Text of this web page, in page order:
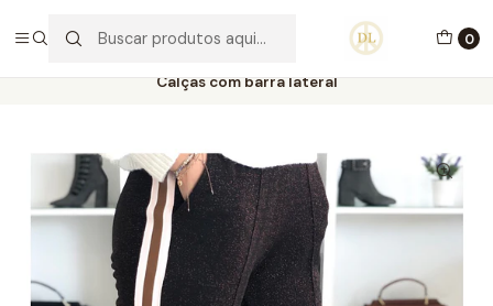
0
PORTES GRÁTIS ACIMA DE 70€ PORTUGAL CONTINENTAL
Calças com barra lateral